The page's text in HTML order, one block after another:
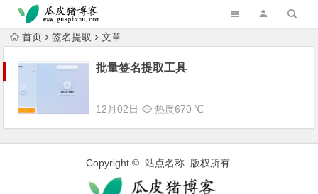
跳转到主内容
首页 签名提取 文章
批量签名提取工具
12月02日 热度670 ℃
Copyright © 站点名称 版权所有.